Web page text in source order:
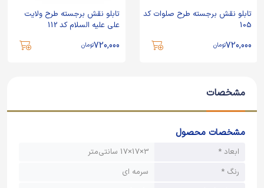
تابلو نقش برجسته طرح صلوات کد
105
720,000تومان
تابلو نقش برجسته طرح ولایت
علی علیه السلام کد 112
720,000تومان
مشخصات
مشخصات محصول
ابعاد *
3×17×17 سانتی‌متر
رنگ *
سرمه ای